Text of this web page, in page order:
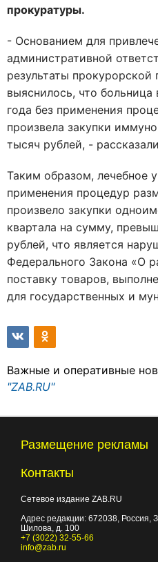
прокуратуры.
- Основанием для
административной
результаты
выяснилось, что
года без применения
произвела закупки
тысяч рублей, -
Таким образом, лечебное
применения процедур
произвело закупки
квартала на сумму,
рублей, что является
Федерального Закона «О
поставку товаров,
для государственных и
Важные и оперативные
"ZAB.RU"
Размещение рекламы
Контакты
Сетевое издание ZAB.RU
Адрес редакции: 672038, Россия,
Шилова, д. 100
+7 (3022) 32-55-66
info@zab.ru